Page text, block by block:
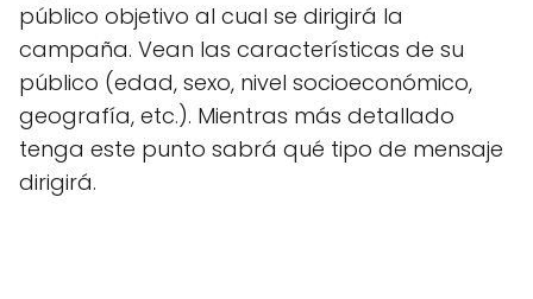
público objetivo al cual se dirigirá la
campaña. Vean las características de su
público (edad, sexo, nivel socioeconómico,
geografía, etc.). Mientras más detallado
tenga este punto sabrá qué tipo de mensaje
dirigirá.